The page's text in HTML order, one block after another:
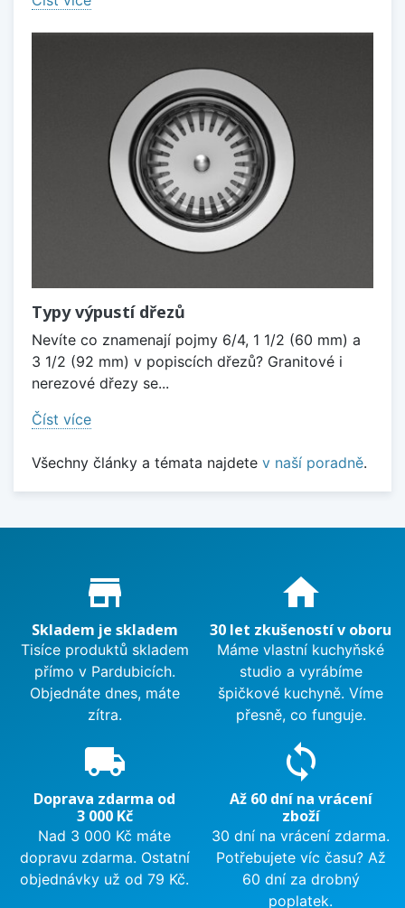
Typy výpustí dřezů
Nevíte co znamenají pojmy 6/4, 1 1/2 (60 mm) a
3 1/2 (92 mm) v popiscích dřezů? Granitové i
nerezové dřezy se...
Číst více
Všechny články a témata najdete v naší poradně.
Proč nakupovat u nás?
store_mall_directory
Skladem je skladem
Tisíce produktů skladem
přímo v Pardubicích.
Objednáte dnes, máte
zítra.
home
30 let zkušeností v oboru
Máme vlastní kuchyňské
studio a vyrábíme
špičkové kuchyně. Víme
přesně, co funguje.
local_shipping
Doprava zdarma od
3 000 Kč
Nad 3 000 Kč máte
dopravu zdarma. Ostatní
objednávky už od 79 Kč.
sync
Až 60 dní na vrácení
zboží
30 dní na vrácení zdarma.
Potřebujete víc času? Až
60 dní za drobný
poplatek.